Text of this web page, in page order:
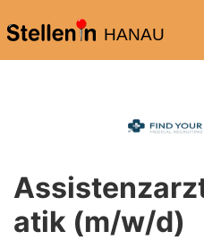
HANAU
atik (m/w/d)